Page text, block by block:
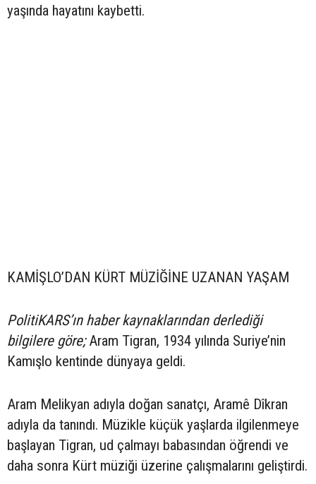
yaşında hayatını kaybetti.
KAMİŞLO’DAN KÜRT MÜZİĞİNE UZANAN YAŞAM
PolitiKARS’ın haber kaynaklarından derlediği
bilgilere göre;Aram Tigran, 1934 yılında Suriye’nin
Kamışlo kentinde dünyaya geldi.
Aram Melikyan adıyla doğan sanatçı, Aramê Dîkran
adıyla da tanındı. Müzikle küçük yaşlarda ilgilenmeye
başlayan Tigran, ud çalmayı babasından öğrendi ve
daha sonra Kürt müziği üzerine çalışmalarını geliştirdi.